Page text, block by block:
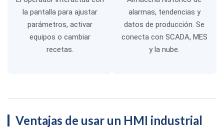
la pantalla para ajustar
parámetros, activar
equipos o cambiar
recetas.
alarmas, tendencias y
datos de producción. Se
conecta con SCADA, MES
y la nube.
Ventajas de usar un HMI industrial